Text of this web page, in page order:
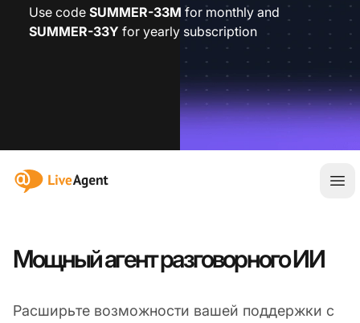
Use code SUMMER-33M for monthly and
SUMMER-33Y for yearly subscription
:site.title
Мощный агент разговорного ИИ
Расширьте возможности вашей поддержки с